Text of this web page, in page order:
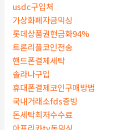
usdc구입처
가상화폐자금믹싱
롯데상품권현금화94%
트론리플코인전송
핸드폰결제세탁
솔라나구입
휴대폰결제코인구매방법
국내거래소fds증빙
돈세탁최저수수료